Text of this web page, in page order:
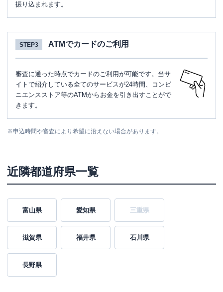
振り込まれます。
STEP3 ATMでカードのご利用
審査に通った時点でカードのご利用が可能です。当サ
イトで紹介している全てのサービスが24時間、コンビ
ニエンスストア等のATMからお金を引き出すことがで
きます。
※申込時間や審査により希望に沿えない場合があります。
近隣都道府県一覧
富山県 愛知県 三重県
滋賀県 福井県 石川県
長野県